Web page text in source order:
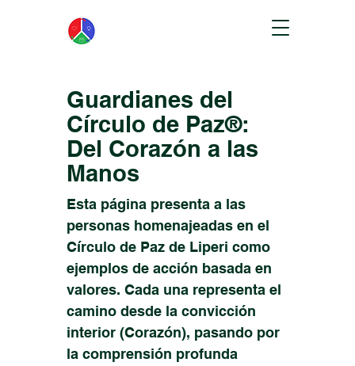
Guardianes del
Círculo de Paz®:
Del Corazón a las
Manos
Esta página presenta a las
personas homenajeadas en el
Círculo de Paz de Liperi como
ejemplos de acción basada en
valores. Cada una representa el
camino desde la convicción
interior (Corazón), pasando por
la comprensión profunda